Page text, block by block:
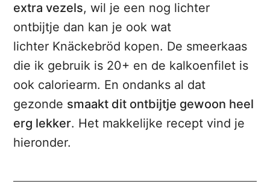
extra vezels, wil je een nog lichter
ontbijtje dan kan je ook wat
lichter Knäckebröd kopen. De smeerkaas
die ik gebruik is 20+ en de kalkoenfilet is
ook caloriearm. En ondanks al dat
gezonde smaakt dit ontbijtje gewoon heel
erg lekker. Het makkelijke recept vind je
hieronder.